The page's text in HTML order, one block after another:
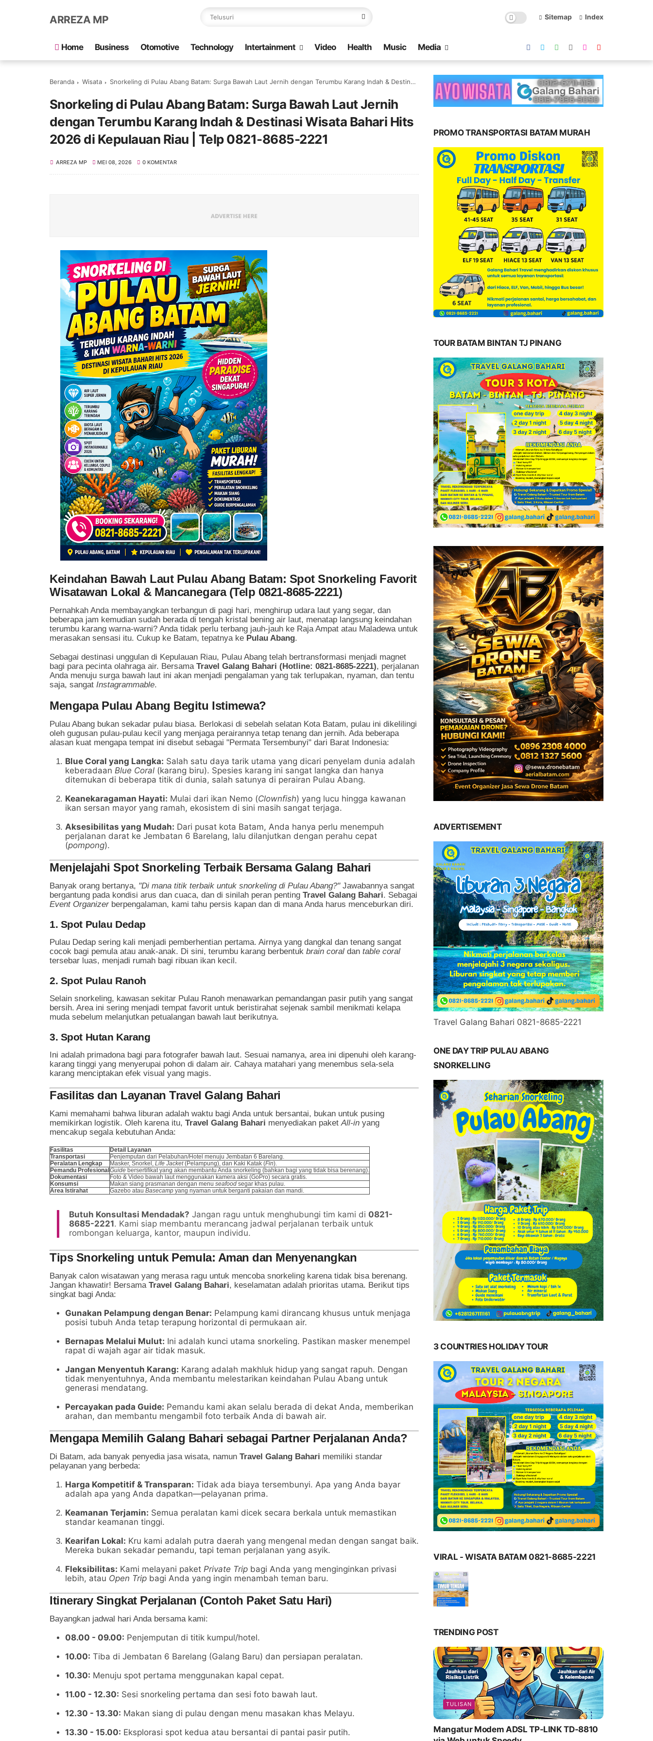
ARREZA MP Sitemap Index
Home Business Otomotive Technology Intertainment Video Health Music Media
Beranda Wisata Snorkeling di Pulau Abang Batam: Surga Bawah Laut Jernih dengan Terumbu Karang Indah & Destinasi Wisata Bahari Hits 2026 di Kepulauan Riau | Telp 0821-8685-2221
Snorkeling di Pulau Abang Batam: Surga Bawah Laut Jernih
dengan Terumbu Karang Indah & Destinasi Wisata Bahari Hits
2026 di Kepulauan Riau | Telp 0821-8685-2221
ARREZA MP MEI 08, 2026 0 KOMENTAR
Keindahan Bawah Laut Pulau Abang Batam: Spot Snorkeling Favorit
Wisatawan Lokal & Mancanegara (Telp 0821-8685-2221)
Pernahkah Anda membayangkan terbangun di pagi hari, menghirup udara laut yang segar, dan
beberapa jam kemudian sudah berada di tengah kristal bening air laut, menatap langsung keindahan
terumbu karang warna-warni? Anda tidak perlu terbang jauh-jauh ke Raja Ampat atau Maladewa untuk
merasakan sensasi itu. Cukup ke Batam, tepatnya ke Pulau Abang.
Sebagai destinasi unggulan di Kepulauan Riau, Pulau Abang telah bertransformasi menjadi magnet
bagi para pecinta olahraga air. Bersama Travel Galang Bahari (Hotline: 0821-8685-2221), perjalanan
Anda menuju surga bawah laut ini akan menjadi pengalaman yang tak terlupakan, nyaman, dan tentu
saja, sangat Instagrammable.
Mengapa Pulau Abang Begitu Istimewa?
Pulau Abang bukan sekadar pulau biasa. Berlokasi di sebelah selatan Kota Batam, pulau ini dikelilingi
oleh gugusan pulau-pulau kecil yang menjaga perairannya tetap tenang dan jernih. Ada beberapa
alasan kuat mengapa tempat ini disebut sebagai "Permata Tersembunyi" dari Barat Indonesia:
Blue Coral yang Langka: Salah satu daya tarik utama yang dicari penyelam dunia adalah
keberadaan Blue Coral (karang biru). Spesies karang ini sangat langka dan hanya
ditemukan di beberapa titik di dunia, salah satunya di perairan Pulau Abang.
Keanekaragaman Hayati: Mulai dari ikan Nemo (Clownfish) yang lucu hingga kawanan
ikan sersan mayor yang ramah, ekosistem di sini masih sangat terjaga.
Aksesibilitas yang Mudah: Dari pusat kota Batam, Anda hanya perlu menempuh
perjalanan darat ke Jembatan 6 Barelang, lalu dilanjutkan dengan perahu cepat
(pompong).
Menjelajahi Spot Snorkeling Terbaik Bersama Galang Bahari
Banyak orang bertanya, "Di mana titik terbaik untuk snorkeling di Pulau Abang?"Jawabannya sangat
bergantung pada kondisi arus dan cuaca, dan di sinilah peran penting Travel Galang Bahari. Sebagai
Event Organizer berpengalaman, kami tahu persis kapan dan di mana Anda harus menceburkan diri.
1. Spot Pulau Dedap
Pulau Dedap sering kali menjadi pemberhentian pertama. Airnya yang dangkal dan tenang sangat
cocok bagi pemula atau anak-anak. Di sini, terumbu karang berbentuk brain coral dan table coral
tersebar luas, menjadi rumah bagi ribuan ikan kecil.
2. Spot Pulau Ranoh
Selain snorkeling, kawasan sekitar Pulau Ranoh menawarkan pemandangan pasir putih yang sangat
bersih. Area ini sering menjadi tempat favorit untuk beristirahat sejenak sambil menikmati kelapa
muda sebelum melanjutkan petualangan bawah laut berikutnya.
3. Spot Hutan Karang
Ini adalah primadona bagi para fotografer bawah laut. Sesuai namanya, area ini dipenuhi oleh karang-
karang tinggi yang menyerupai pohon di dalam air. Cahaya matahari yang menembus sela-sela
karang menciptakan efek visual yang magis.
Fasilitas dan Layanan Travel Galang Bahari
Kami memahami bahwa liburan adalah waktu bagi Anda untuk bersantai, bukan untuk pusing
memikirkan logistik. Oleh karena itu, Travel Galang Bahari menyediakan paketAll-in yang
mencakup segala kebutuhan Anda:
Fasilitas
Detail Layanan
Transportasi
Penjemputan dari Pelabuhan/Hotel menuju Jembatan 6 Barelang.
Peralatan Lengkap
Masker, Snorkel, Life Jacket(Pelampung), dan Kaki Katak (Fin).
Pemandu ProfesionalGuide bersertifikat yang akan membantu Anda snorkeling (bahkan bagi yang tidak bisa berenang).
Dokumentasi
Foto & Video bawah laut menggunakan kamera aksi (GoPro) secara gratis.
Konsumsi
Makan siang prasmanan dengan menu seafood segar khas pulau.
Area Istirahat
Gazebo atau Basecamp yang nyaman untuk berganti pakaian dan mandi.
Butuh Konsultasi Mendadak? Jangan ragu untuk menghubungi tim kami di 0821-
8685-2221. Kami siap membantu merancang jadwal perjalanan terbaik untuk
rombongan keluarga, kantor, maupun individu.
Tips Snorkeling untuk Pemula: Aman dan Menyenangkan
Banyak calon wisatawan yang merasa ragu untuk mencoba snorkeling karena tidak bisa berenang.
Jangan khawatir! Bersama Travel Galang Bahari, keselamatan adalah prioritas utama. Berikut tips
singkat bagi Anda:
Gunakan Pelampung dengan Benar: Pelampung kami dirancang khusus untuk menjaga
posisi tubuh Anda tetap terapung horizontal di permukaan air.
Bernapas Melalui Mulut: Ini adalah kunci utama snorkeling. Pastikan masker menempel
rapat di wajah agar air tidak masuk.
Jangan Menyentuh Karang: Karang adalah makhluk hidup yang sangat rapuh. Dengan
tidak menyentuhnya, Anda membantu melestarikan keindahan Pulau Abang untuk
generasi mendatang.
Percayakan pada Guide: Pemandu kami akan selalu berada di dekat Anda, memberikan
arahan, dan membantu mengambil foto terbaik Anda di bawah air.
Mengapa Memilih Galang Bahari sebagai Partner Perjalanan Anda?
Di Batam, ada banyak penyedia jasa wisata, namun Travel Galang Bahari memiliki standar
pelayanan yang berbeda:
Harga Kompetitif & Transparan: Tidak ada biaya tersembunyi. Apa yang Anda bayar
adalah apa yang Anda dapatkan—pelayanan prima.
Keamanan Terjamin: Semua peralatan kami dicek secara berkala untuk memastikan
standar keamanan tinggi.
Kearifan Lokal: Kru kami adalah putra daerah yang mengenal medan dengan sangat baik.
Mereka bukan sekadar pemandu, tapi teman perjalanan yang asyik.
Fleksibilitas: Kami melayani paket Private Trip bagi Anda yang menginginkan privasi
lebih, atau Open Trip bagi Anda yang ingin menambah teman baru.
Itinerary Singkat Perjalanan (Contoh Paket Satu Hari)
Bayangkan jadwal hari Anda bersama kami:
08.00 - 09.00: Penjemputan di titik kumpul/hotel.
10.00: Tiba di Jembatan 6 Barelang (Galang Baru) dan persiapan peralatan.
10.30: Menuju spot pertama menggunakan kapal cepat.
11.00 - 12.30: Sesi snorkeling pertama dan sesi foto bawah laut.
12.30 - 13.30: Makan siang di pulau dengan menu masakan khas Melayu.
13.30 - 15.00: Eksplorasi spot kedua atau bersantai di pantai pasir putih.
PROMO TRANSPORTASI BATAM MURAH
TOUR BATAM BINTAN TJ PINANG
ADVERTISEMENT
Travel Galang Bahari 0821-8685-2221
ONE DAY TRIP PULAU ABANG
SNORKELLING
3 COUNTRIES HOLIDAY TOUR
VIRAL - WISATA BATAM 0821-8685-2221
TRENDING POST
TULISAN
Mangatur Modem ADSL TP-LINK TD-8810